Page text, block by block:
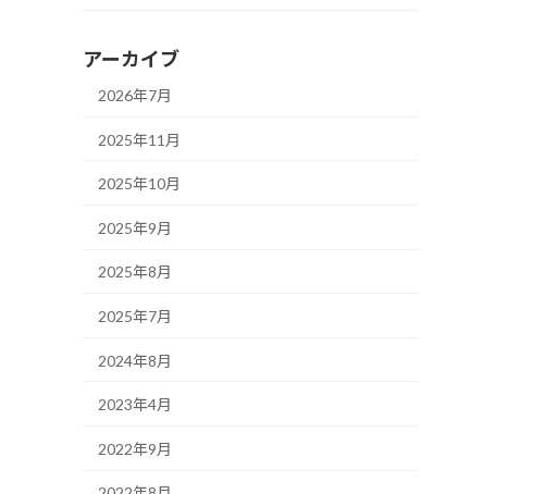
アーカイブ
2026年7月
2025年11月
2025年10月
2025年9月
2025年8月
2025年7月
2024年8月
2023年4月
2022年9月